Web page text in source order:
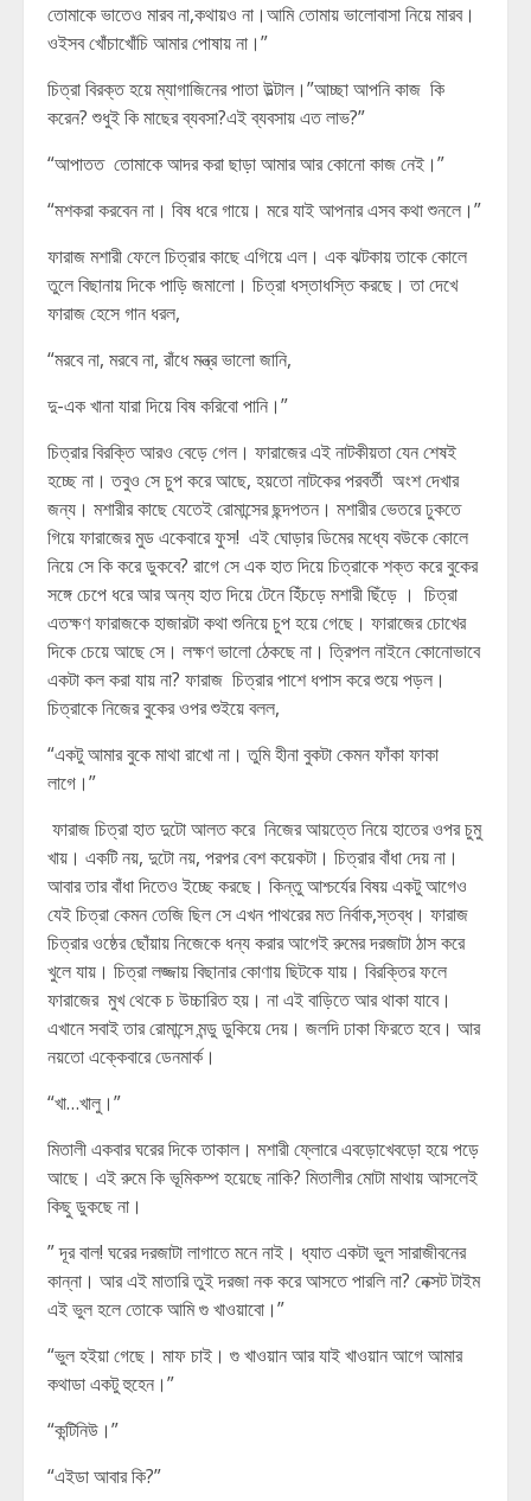
তোমাকে ভাতেও মারব না,কথায়ও না।আমি তোমায় ভালোবাসা নিয়ে মারব।
ওইসব খোঁচাখোঁচি আমার পোষায় না।”
চিত্রা বিরক্ত হয়ে ম্যাগাজিনের পাতা উল্টাল।”আচ্ছা আপনি কাজ কি
করেন? শুধুই কি মাছের ব্যবসা?এই ব্যবসায় এত লাভ?”
“আপাতত তোমাকে আদর করা ছাড়া আমার আর কোনো কাজ নেই।”
“মশকরা করবেন না। বিষ ধরে গায়ে। মরে যাই আপনার এসব কথা শুনলে।”
ফারাজ মশারী ফেলে চিত্রার কাছে এগিয়ে এল। এক ঝটকায় তাকে কোলে
তুলে বিছানায় দিকে পাড়ি জমালো। চিত্রা ধস্তাধস্তি করছে। তা দেখে
ফারাজ হেসে গান ধরল,
“মরবে না, মরবে না, রাঁধে মন্ত্র ভালো জানি,
দু-এক খানা যারা দিয়ে বিষ করিবো পানি।”
চিত্রার বিরক্তি আরও বেড়ে গেল। ফারাজের এই নাটকীয়তা যেন শেষই
হচ্ছে না। তবুও সে চুপ করে আছে, হয়তো নাটকের পরবর্তী অংশ দেখার
জন্য। মশারীর কাছে যেতেই রোমান্সের ছন্দপতন। মশারীর ভেতরে ঢুকতে
গিয়ে ফারাজের মুড একেবারে ফুস! এই ঘোড়ার ডিমের মধ্যে বউকে কোলে
নিয়ে সে কি করে ডুকবে? রাগে সে এক হাত দিয়ে চিত্রাকে শক্ত করে বুকের
সঙ্গে চেপে ধরে আর অন্য হাত দিয়ে টেনে হিঁচড়ে মশারী ছিঁড়ে । চিত্রা
এতক্ষণ ফারাজকে হাজারটা কথা শুনিয়ে চুপ হয়ে গেছে। ফারাজের চোখের
দিকে চেয়ে আছে সে। লক্ষণ ভালো ঠেকছে না। ত্রিপল নাইনে কোনোভাবে
একটা কল করা যায় না? ফারাজ চিত্রার পাশে ধপাস করে শুয়ে পড়ল।
চিত্রাকে নিজের বুকের ওপর শুইয়ে বলল,
“একটু আমার বুকে মাথা রাখো না। তুমি হীনা বুকটা কেমন ফাঁকা ফাকা
লাগে।”
ফারাজ চিত্রা হাত দুটো আলত করে নিজের আয়ত্তে নিয়ে হাতের ওপর চুমু
খায়। একটি নয়, দুটো নয়, পরপর বেশ কয়েকটা। চিত্রার বাঁধা দেয় না।
আবার তার বাঁধা দিতেও ইচ্ছে করছে। কিন্তু আশ্চর্যের বিষয় একটু আগেও
যেই চিত্রা কেমন তেজি ছিল সে এখন পাথরের মত নির্বাক,স্তব্ধ। ফারাজ
চিত্রার ওষ্ঠের ছোঁয়ায় নিজেকে ধন্য করার আগেই রুমের দরজাটা ঠাস করে
খুলে যায়। চিত্রা লজ্জায় বিছানার কোণায় ছিটকে যায়। বিরক্তির ফলে
ফারাজের মুখ থেকে চ উচ্চারিত হয়। না এই বাড়িতে আর থাকা যাবে।
এখানে সবাই তার রোমান্সে মন্ডু ডুকিয়ে দেয়। জলদি ঢাকা ফিরতে হবে। আর
নয়তো এক্কেবারে ডেনমার্ক।
“খা…খালু।”
মিতালী একবার ঘরের দিকে তাকাল। মশারী ফ্লোরে এবড়োখেবড়ো হয়ে পড়ে
আছে। এই রুমে কি ভূমিকম্প হয়েছে নাকি? মিতালীর মোটা মাথায় আসলেই
কিছু ডুকছে না।
” দূর বাল! ঘরের দরজাটা লাগাতে মনে নাই। ধ্যাত একটা ভুল সারাজীবনের
কান্না। আর এই মাতারি তুই দরজা নক করে আসতে পারলি না? নেক্সট টাইম
এই ভুল হলে তোকে আমি গু খাওয়াবো।”
“ভুল হইয়া গেছে। মাফ চাই। গু খাওয়ান আর যাই খাওয়ান আগে আমার
কথাডা একটু হুহেন।”
“কন্টিনিউ।”
“এইডা আবার কি?”